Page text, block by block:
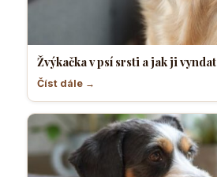
Žvýkačka v psí srsti a jak ji vyndat
Číst dále →